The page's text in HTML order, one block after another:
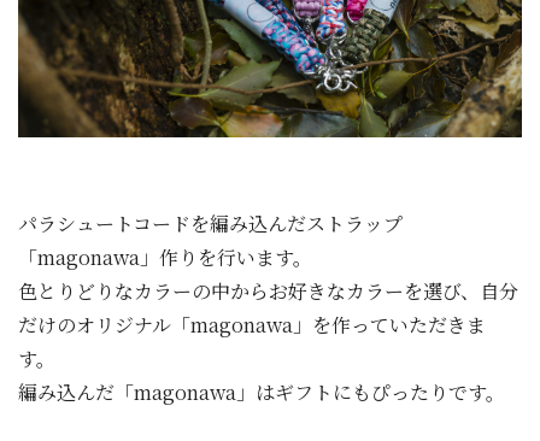
パラシュートコードを編み込んだストラップ
「magonawa」作りを行います。
色とりどりなカラーの中からお好きなカラーを選び、自分
だけのオリジナル「magonawa」を作っていただきま
す。
編み込んだ「magonawa」はギフトにもぴったりです。